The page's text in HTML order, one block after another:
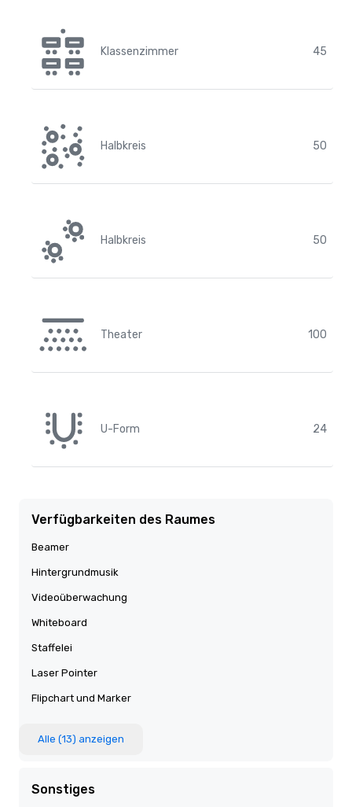
Klassenzimmer 45
Halbkreis 50
Halbkreis 50
Theater 100
U-Form 24
Verfügbarkeiten des Raumes
Beamer
Hintergrundmusik
Videoüberwachung
Whiteboard
Staffelei
Laser Pointer
Flipchart und Marker
Alle (13) anzeigen
Sonstiges